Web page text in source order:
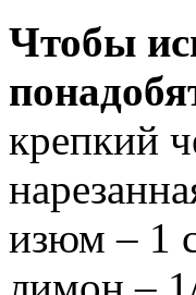
Чтобы
крепкий
изюм – 1